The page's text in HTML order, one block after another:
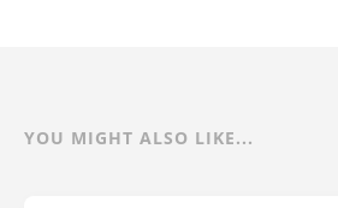
YOU MIGHT ALSO LIKE...